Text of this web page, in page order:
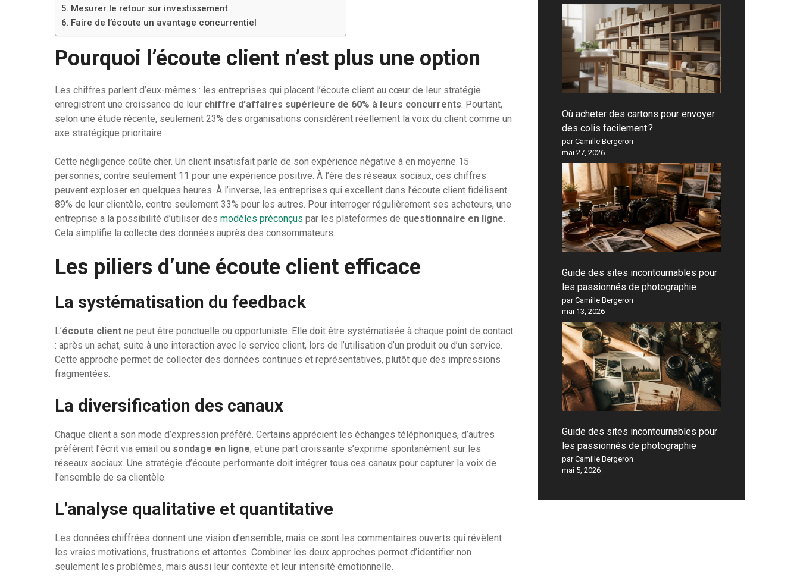
Mesurer le retour sur investissement
Faire de l’écoute un avantage concurrentiel
Pourquoi l’écoute client n’est plus une option
Les chiffres parlent d’eux-mêmes : les entreprises qui placent l’écoute client au cœur de leur stratégie
enregistrent une croissance de leur chiffre d’affaires supérieure de 60% à leurs concurrents . Pourtant,
selon une étude récente, seulement 23% des organisations considèrent réellement la voix du client comme un
axe stratégique prioritaire.
Cette négligence coûte cher. Un client insatisfait parle de son expérience négative à en moyenne 15
personnes, contre seulement 11 pour une expérience positive. À l’ère des réseaux sociaux, ces chiffres
peuvent exploser en quelques heures. À l’inverse, les entreprises qui excellent dans l’écoute client fidélisent
89% de leur clientèle, contre seulement 33% pour les autres. Pour interroger régulièrement ses acheteurs, une
entreprise a la possibilité d’utiliser des modèles préconçus par les plateformes de questionnaire en ligne
Cela simplifie la collecte des données auprès des consommateurs.
Les piliers d’une écoute client efficace
La systématisation du feedback
L’écoute client ne peut être ponctuelle ou opportuniste. Elle doit être systématisée à chaque point de contact
: après un achat, suite à une interaction avec le service client, lors de l’utilisation d’un produit ou d’un service.
Cette approche permet de collecter des données continues et représentatives, plutôt que des impressions
fragmentées.
La diversification des canaux
Chaque client a son mode d’expression préféré. Certains apprécient les échanges téléphoniques, d’autres
préfèrent l’écrit via email ou sondage en ligne, et une part croissante s’exprime spontanément sur les
réseaux sociaux. Une stratégie d’écoute performante doit intégrer tous ces canaux pour capturer la voix de
l’ensemble de sa clientèle.
L’analyse qualitative et quantitative
Les données chiffrées donnent une vision d’ensemble, mais ce sont les commentaires ouverts qui révèlent
les vraies motivations, frustrations et attentes. Combiner les deux approches permet d’identifier non
seulement les problèmes, mais aussi leur contexte et leur intensité émotionnelle.
Où acheter des cartons pour envoyer
des colis facilement ?
par Camille Bergeron
mai 27, 2026
Guide des sites incontournables pour
les passionnés de photographie
par Camille Bergeron
mai 13, 2026
Guide des sites incontournables pour
les passionnés de photographie
par Camille Bergeron
mai 5, 2026